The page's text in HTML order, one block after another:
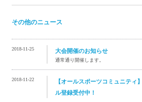
その他のニュース
2018-11-25 大会開催のお知らせ
通常通り開催します。
2018-11-22
【オールスポーツコミュニティ
ル登録受付中！